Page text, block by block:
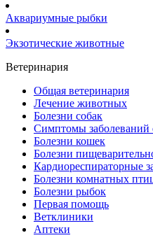
Аквариумные рыбки
Экзотические животные
Ветеринария
Общая ветеринария
Лечение животных
Болезни собак
Симптомы заболеваний
Болезни кошек
Болезни
Кардиореспираторные
Болезни комнатных
Болезни рыбок
Первая помощь
Ветклиники
Аптеки